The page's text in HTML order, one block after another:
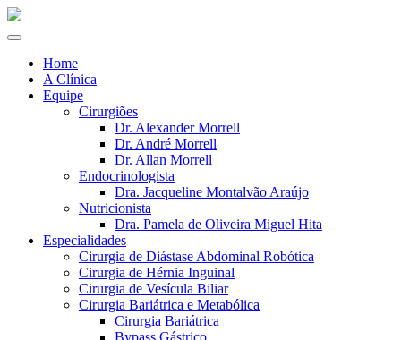
Home
A Clínica
Equipe
Cirurgiões
Dr. Alexander Morrell
Dr. André Morrell
Dr. Allan Morrell
Endocrinologista
Dra. Jacqueline Montalvão Araújo
Nutricionista
Dra. Pamela de Oliveira Miguel Hita
Especialidades
Cirurgia de Diástase Abdominal Robótica
Cirurgia de Hérnia Inguinal
Cirurgia de Vesícula Biliar
Cirurgia Bariátrica e Metabólica
Cirurgia Bariátrica
Bypass Gástrico